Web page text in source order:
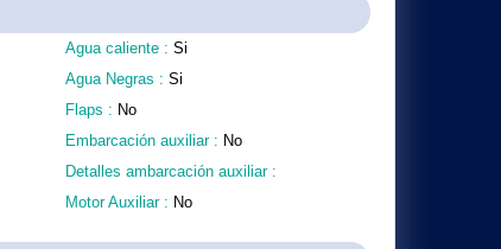
Agua caliente : Si
Agua Negras : Si
Flaps : No
Embarcación auxiliar : No
Detalles ambarcación auxiliar :
Motor Auxiliar : No